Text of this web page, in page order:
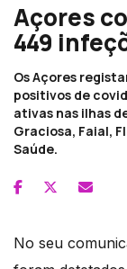
Açores
449
Os Açores
positivos de
ativas nas ilhas
Graciosa, Faial,
Saúde.
No seu